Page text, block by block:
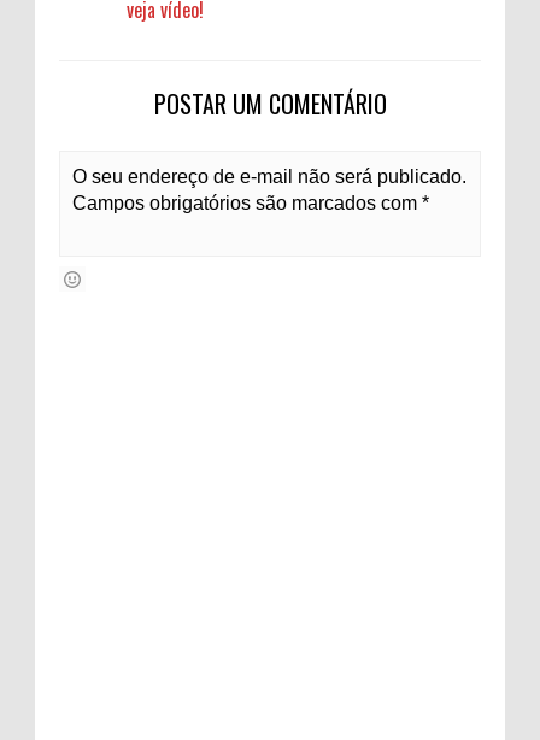
veja vídeo!
POSTAR UM COMENTÁRIO
O seu endereço de e-mail não será publicado.
Campos obrigatórios são marcados com *